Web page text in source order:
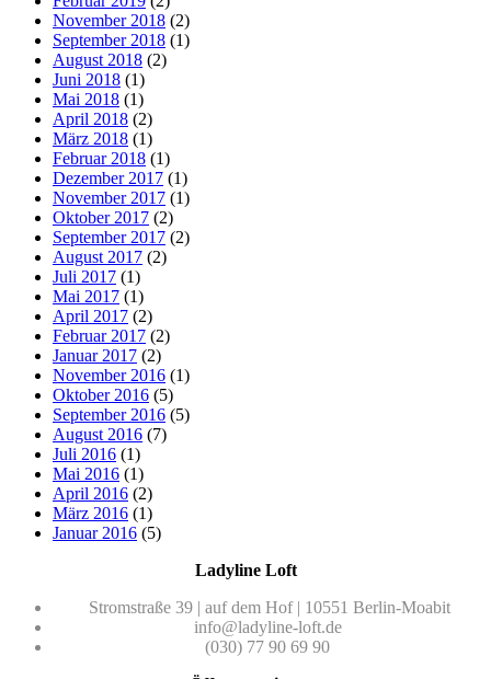
November 2018 (2)
September 2018 (1)
August 2018 (2)
Juni 2018 (1)
Mai 2018 (1)
April 2018 (2)
März 2018 (1)
Februar 2018 (1)
Dezember 2017 (1)
November 2017 (1)
Oktober 2017 (2)
September 2017 (2)
August 2017 (2)
Juli 2017 (1)
Mai 2017 (1)
April 2017 (2)
Februar 2017 (2)
Januar 2017 (2)
November 2016 (1)
Oktober 2016 (5)
September 2016 (5)
August 2016 (7)
Juli 2016 (1)
Mai 2016 (1)
April 2016 (2)
März 2016 (1)
Januar 2016 (5)
Ladyline Loft
Stromstraße 39 | auf dem Hof | 10551 Berlin-Moabit
info@ladyline-loft.de
(030) 77 90 69 90